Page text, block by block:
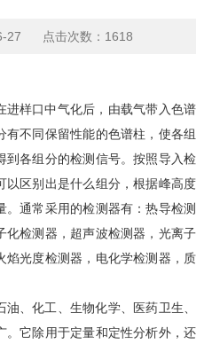
27 点击次数：1618
进样口中气化后，由载气带入色谱
不同保留性能的色谱柱，使各组
到各组分的检测信号。按照导入检
以区别出是什么组分，根据峰高度
通常采用的检测器有：热导检测
化检测器，超声波检测器，光离子
焰光度检测器，电化学检测器，质
、化工、生物化学、医药卫生、
。它除用于定量和定性分析外，还